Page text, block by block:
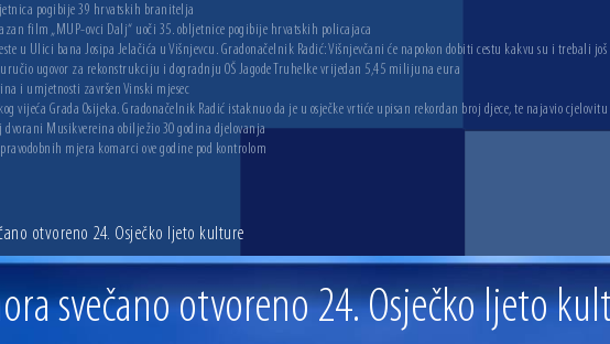
pogibije 39 hrvatskih branitelja
film „MUP-ovci Dalj“ uoči 35. obljetnice pogibije hrvatskih policajaca
u Ulici bana Josipa Jelačića u Višnjevcu. Gradonačelnik Radić: Višnjevčani će napokon dobiti cestu kakvu su i trebali još
ugovor za rekonstrukciju i dogradnju OŠ Jagode Truhelke vrijedan 5,45 milijuna eura
i umjetnosti završen Vinski mjesec
vijeća Grada Osijeka. Gradonačelnik Radić istaknuo da je u osječke vrtiće upisan rekordan broj djece, te najavio cjelovitu
dvorani Musikvereina obilježio 30 godina djelovanja
mjera komarci ove godine pod kontrolom
otvoreno 24. Osječko ljeto kulture
svečano otvoreno 24. Osječko ljeto